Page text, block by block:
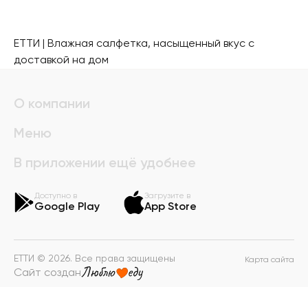
ЕТТИ | Влажная салфетка, насыщенный вкус с
доставкой на дом
О компании
Меню
В приложении ещё удобнее
Доступно в
Google Play
Загрузите в
App Store
ЕТТИ © 2026. Все права защищены Карта сайта
Сайт создан